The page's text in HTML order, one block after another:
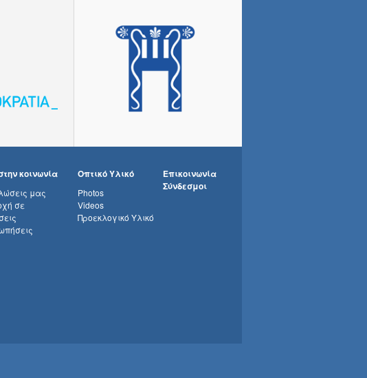
κοινωνία
μας
σε
Οπτικό Υλικό
Photos
Videos
Προεκλογικό Υλικό
Επικοινωνία
Σύνδεσμοι